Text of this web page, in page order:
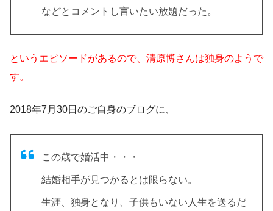
などとコメントし言いたい放題だった。
というエピソードがあるので、清原博さんは独身のようで
す。
2018年7月30日のご自身のブログに、
この歳で婚活中・・・
結婚相手が見つかるとは限らない。
生涯、独身となり、子供もいない人生を送るだ